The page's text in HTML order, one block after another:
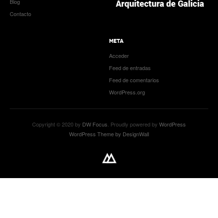
Contacto
META
Acceder
Feed de entradas
Feed de comentarios
WordPress.org
Copyright © 2020 by DW Focus . Proudly powered by WordPress
WordPress Theme by DesignWall